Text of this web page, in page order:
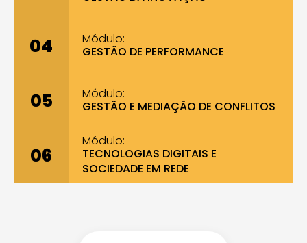
04
Módulo:
GESTÃO DE PERFORMANCE
05
Módulo:
GESTÃO E MEDIAÇÃO DE CONFLITOS
06
Módulo:
TECNOLOGIAS DIGITAIS E
SOCIEDADE EM REDE